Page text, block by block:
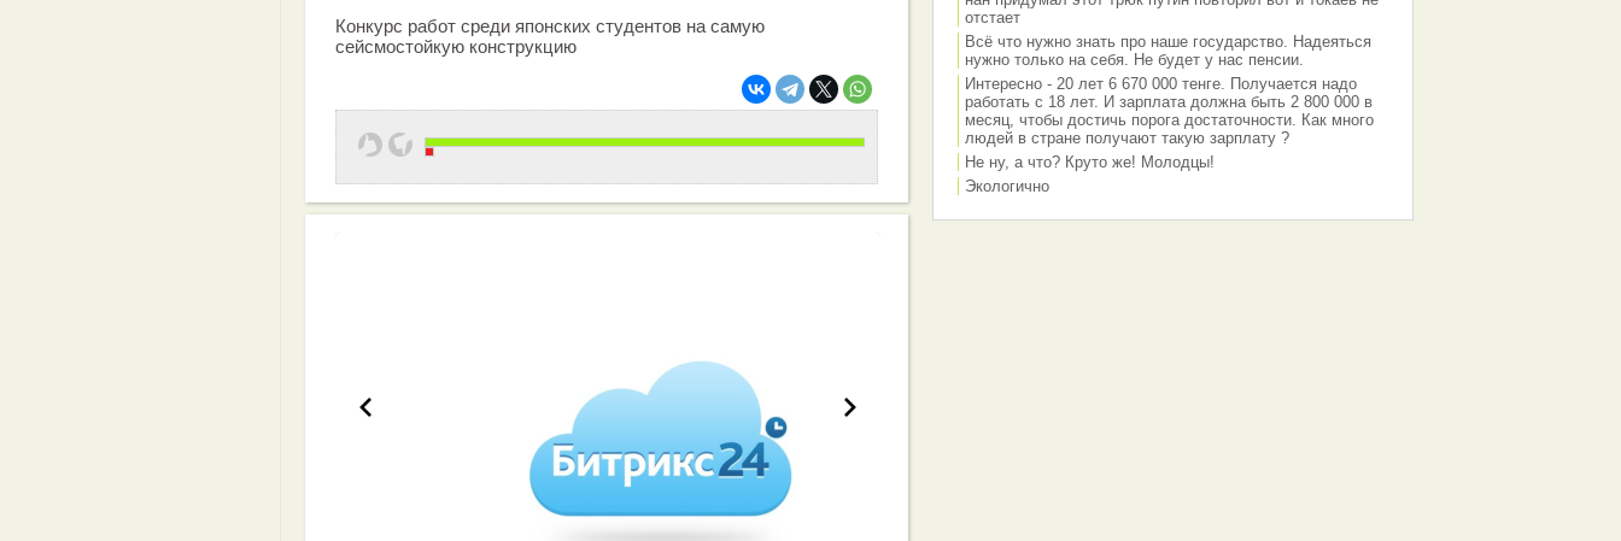
Конкурс работ среди японских студентов на самую
сейсмостойкую конструкцию
отстает
Всё что нужно знать про наше государство. Надеяться
нужно только на себя. Не будет у нас пенсии.
Интересно - 20 лет 6 670 000 тенге. Получается надо
работать с 18 лет. И зарплата должна быть 2 800 000 в
месяц, чтобы достичь порога достаточности. Как много
людей в стране получают такую зарплату ?
Не ну, а что? Круто же! Молодцы!
Экологично